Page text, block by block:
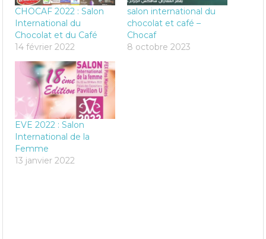
CHOCAF 2022 : Salon
International du
Chocolat et du Café
14 février 2022
salon international du
chocolat et café –
Chocaf
8 octobre 2023
EVE 2022 : Salon
International de la
Femme
13 janvier 2022